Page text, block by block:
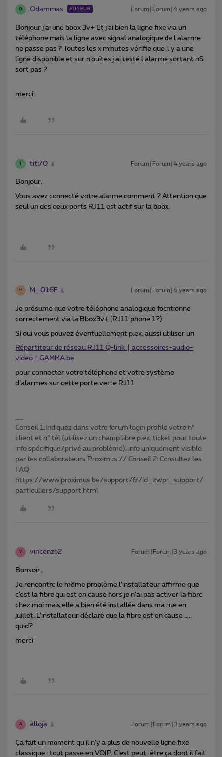
O Odammas AUTEUR Forum|Forum|4 years ago
Bonjour j ai une bbox 3v+ Et j ai bien la ligne fixe via un
téléphone mais la ligne avec signal analogique de l alarme
ne passe pas ? Toutes les x minutes vérifie que il y a une
ligne disponible et sur n’ouîtes j ai testé l alarme sortant nS
sort pas ?
merci
titi70 Forum|Forum|4 years ago
Bonjour,
Vous avez connecté votre alarme comment ? Attention que
seul un des deux ports RJ11 est actif sur la bbox.
M M_016F Forum|Forum|4 years ago
Je présume que votre téléphone analogique focntionne
correctement via la Bbox3v+ (RJ11 phone 1?)
Si oui vous pouvez éventuellement p.ex. aussi utiliser un
Répartiteur de réseau RJ11 Q-link | accessoires-audio-
video | GAMMA.be
pour connecter votre téléphone et votre système
d’alarmes sur cette porte verte RJ11
Conseil 1:Indiquez dans votre forum login profile votre n°
client et n° tél (utilisez un champ libre p.ex. ticket pour toute
info spécifique/privé au problème), info uniquement visible
par les collaborateurs Proximus // Conseil 2: Consultez les
FAQ
https://www.proximus.be/support/fr/id_zwpr_support/
particuliers/support.html
V vincenzo2 Forum|Forum|3 years ago
Bonsoir,
Je rencontre le même problème l’installateur affirme que
c’est la fibre qui est en cause hors je n’ai pas activer la fibre
chez moi mais elle a bien été installée dans ma rue en
juillet. L’installateur déclare que la fibre est en cause …..
quid?
merci
A alloja Forum|Forum|3 years ago
Ça fait un moment qu’il n’y a plus de nouvelle ligne fixe
classique : tout passe en VOIP. C’est peut-être ça dont il fait